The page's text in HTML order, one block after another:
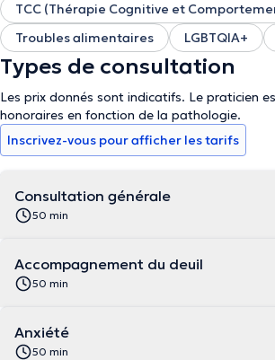
TCC (Thérapie Cognitive et
Troubles alimentaires
LGBTQIA+
Types de consultation
Les prix donnés sont indicatifs. Le praticien
honoraires en fonction de la pathologie.
Inscrivez-vous pour afficher les tarifs
Consultation générale
50 min
Accompagnement du deuil
50 min
Anxiété
50 min